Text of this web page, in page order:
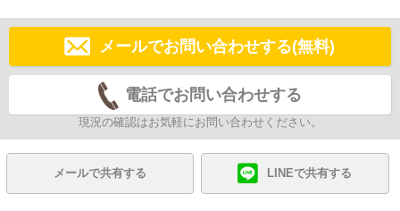
メールでお問い合わせする(無料)
電話でお問い合わせする
現況の確認はお気軽にお問い合わせください。
メールで共有する LINEで共有する